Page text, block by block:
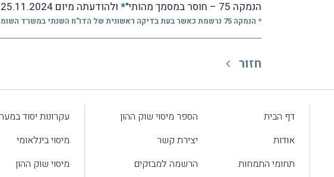
הנמקה 75 – חוסר במסמך מהותי"
* ולהודעתה מיום 25.11.2024 (
* הנמקה 75 נרשמת כאשר בעת בדיקה ראשונית של הדו"ח השנתי במשרד השומה נמצא כי הדו"ח הוגש כשחסר בו מסמך מהותי שהיעדרו אינו גורם לכך שיראו בדו"ח ככזה שלא הוגש.
חזור
דף הבית
אודות
תחומי התמחות
הספר מיסוי שוק ההון
יצירת קשר
הרשמה למבזקים
עקרונות יסוד
מיסוי בינלאומי
מיסוי שוק ההון